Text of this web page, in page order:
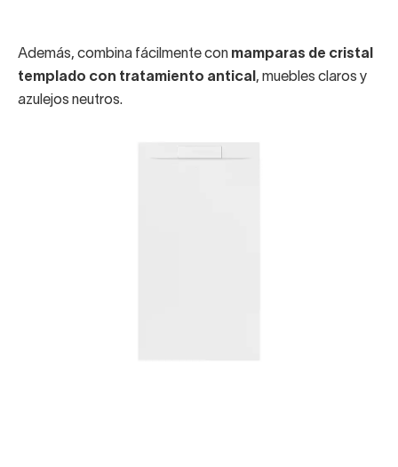
Además, combina fácilmente con mamparas de cristal
templado con tratamiento antical , muebles claros y
azulejos neutros.